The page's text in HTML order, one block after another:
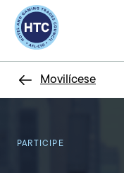
Return to homepage
Movilícese
PARTICIPE